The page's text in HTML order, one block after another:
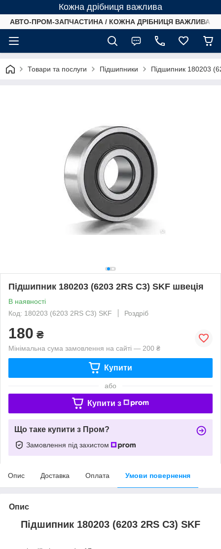
Кожна дрібниця важлива
АВТО-ПРОМ-ЗАПЧАСТИНА / КОЖНА ДРІБНИЦЯ ВАЖЛИВА /
Товари та послуги Підшипники Підшипник 180203
Підшипник 180203 (6203 2RS C3) SKF швеція
В наявності
Код: 180203 (6203 2RS C3) SKF
Роздріб
180 ₴
Мінімальна сума замовлення на сайті — 200 ₴
Купити
або
Купити з
Що таке купити з Пром?
Замовлення під захистом
Опис Доставка Оплата Умови повернення
Опис
Підшипник 180203 (6203 2RS C3) SKF